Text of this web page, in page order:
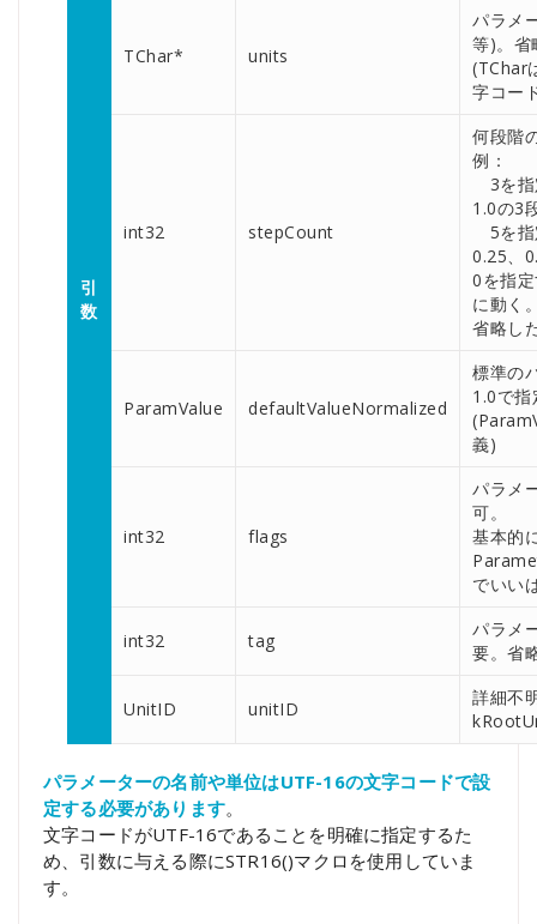
引
数
TChar* units
パラメ
等)。省
(TChar
字コー
int32 stepCount
何段階
例：
3を指
1.0の3
5を指
0.25、
0を指
に動く
省略し
ParamValue defaultValueNormalized
標準の
1.0で指
義)
int32 flags
パラメ
可。
基本的
でいい
int32 tag
パラメ
要。省
UnitID unitID
詳細不
パラメーターの名前や単位はUTF-16の文字コードで設
定する必要があります。
文字コードがUTF-16であることを明確に指定するた
め、引数に与える際にSTR16()マクロを使用していま
す。